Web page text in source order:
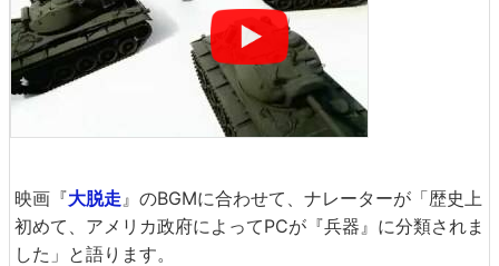
映画『大脱走 』のBGMに合わせて、ナレーターが「歴史上
初めて、アメリカ政府によってPCが『兵器』に分類されま
した」と語ります。